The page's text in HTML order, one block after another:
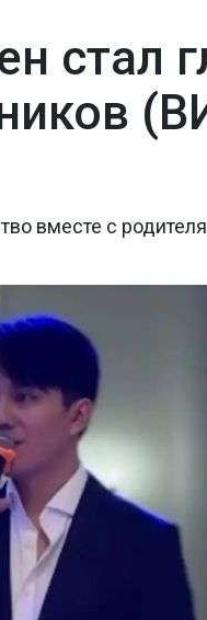
стал
вместе с